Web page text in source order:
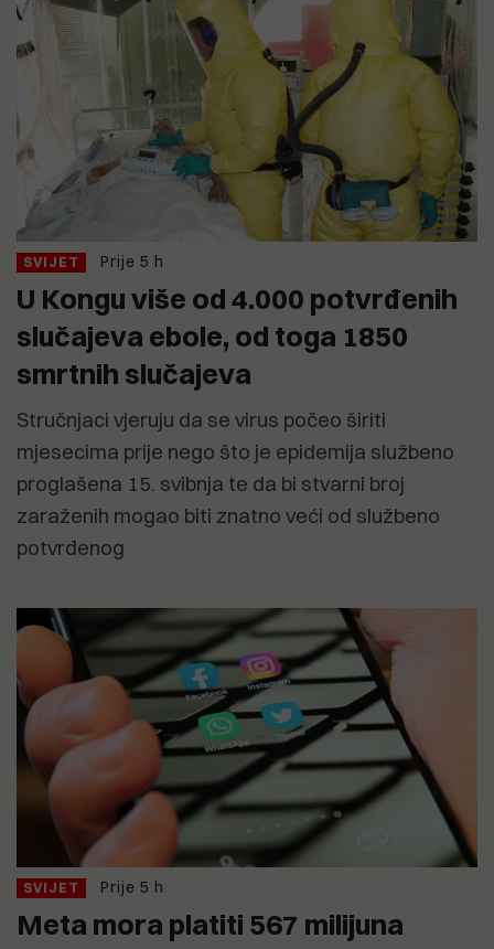
SVIJET Prije 5 h
U Kongu više od 4.000 potvrđenih
slučajeva ebole, od toga 1850
smrtnih slučajeva
Stručnjaci vjeruju da se virus počeo širiti
mjesecima prije nego što je epidemija službeno
proglašena 15. svibnja te da bi stvarni broj
zaraženih mogao biti znatno veći od službeno
potvrđenog
SVIJET Prije 5 h
Meta mora platiti 567 milijuna